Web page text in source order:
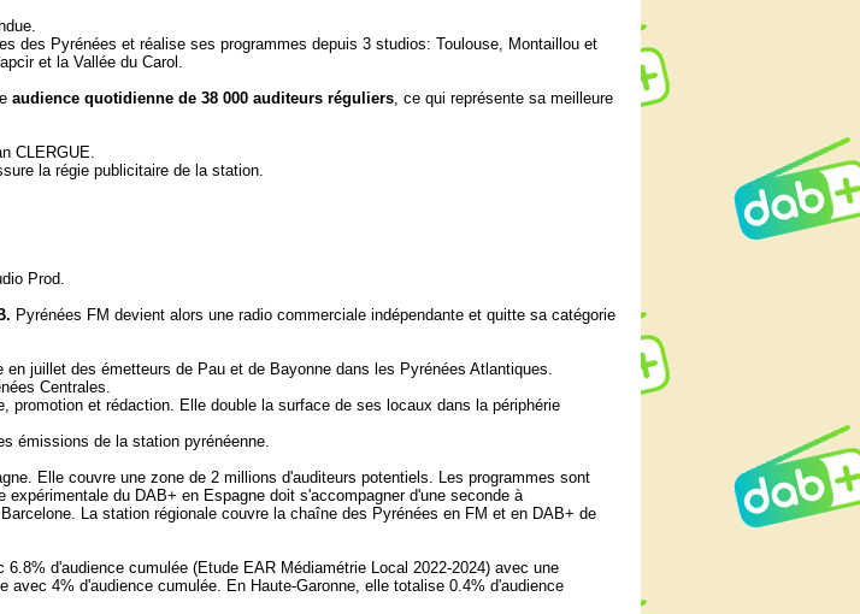
des Pyrénées et réalise ses programmes depuis 3 studios: Toulouse, Montaillou et
et la Vallée du Carol.
audience quotidienne de 38 000 auditeurs réguliers, ce qui représente sa meilleure
CLERGUE.
la régie publicitaire de la station.
Prod.
Pyrénées FM devient alors une radio commerciale indépendante et quitte sa catégorie
en juillet des émetteurs de Pau et de Bayonne dans les Pyrénées Atlantiques.
Centrales.
promotion et rédaction. Elle double la surface de ses locaux dans la périphérie
émissions de la station pyrénéenne.
Elle couvre une zone de 2 millions d'auditeurs potentiels. Les programmes sont
du DAB+ en Espagne doit s'accompagner d'une seconde à
La station régionale couvre la chaîne des Pyrénées en FM et en DAB+ de
d'audience cumulée (Etude EAR Médiamétrie Local 2022-2024) avec une
4% d'audience cumulée. En Haute-Garonne, elle totalise 0.4% d'audience